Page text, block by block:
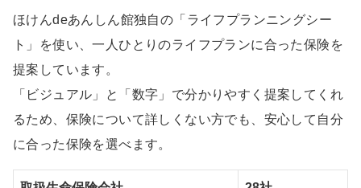
ほけんdeあんしん館独自の「ライフプランニングシー
ト」を使い、一人ひとりのライフプランに合った保険を
提案しています。
「ビジュアル」と「数字」で分かりやすく提案してくれ
るため、保険について詳しくない方でも、安心して自分
に合った保険を選べます。